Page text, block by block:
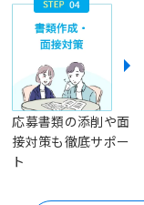
応募書類の添削や面
接対策も徹底サポー
ト